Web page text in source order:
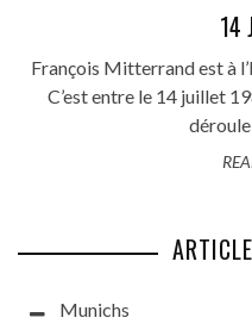
14
François Mitterrand est à
C’est entre le 14 juillet
déroule
Munichs